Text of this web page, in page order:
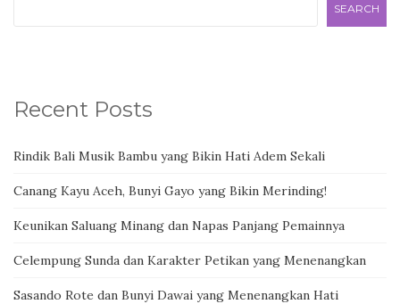
SEARCH
Recent Posts
Rindik Bali Musik Bambu yang Bikin Hati Adem Sekali
Canang Kayu Aceh, Bunyi Gayo yang Bikin Merinding!
Keunikan Saluang Minang dan Napas Panjang Pemainnya
Celempung Sunda dan Karakter Petikan yang Menenangkan
Sasando Rote dan Bunyi Dawai yang Menenangkan Hati